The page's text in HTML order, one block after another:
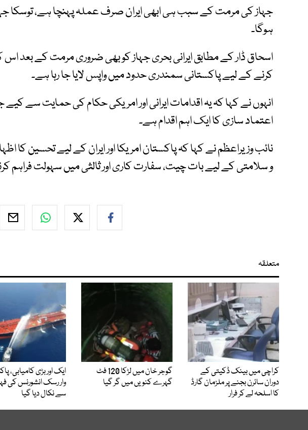
جہاز کی مرمت کے سبب ہی ابھی ایران صرف عملہ پہنچا ہے، توسکا
ہوگا۔
اسحاق ڈار کے مطابق ایرانی بحری جہاز کو بھی ضروری مرمت کے بعد
کرنے کے لیے پاکستانی سمندری حدود میں واپس لایا جا رہا ہے۔
انہوں نے کہا کہ یہ اقدامات ایرانی اور امریکی حکام کی حمایت سے کیے
اعتماد سازی کا ایک اہم اقدام ہے۔
نائب وزیراعظم نے کہا کہ پاکستان امریکا اور ایران کے لیے تحسین کا
و سلامتی کے لیے بات چیت، سفارت کاری اور ثالثی میں سہولت فراہم
متعلقہ
کراچی میں بینک ڈکیتی کے
دوران سائرن بجنے پر ملزمان گارڈ
کا اسلحہ لے کر فرار
گوجر خان میں لڑکا 120 فٹ
گہرے کنویں میں گر گیا
ایک اور بڑی کامیابی،
وار رسک انشورنس کی
سے نکال دیا گیا